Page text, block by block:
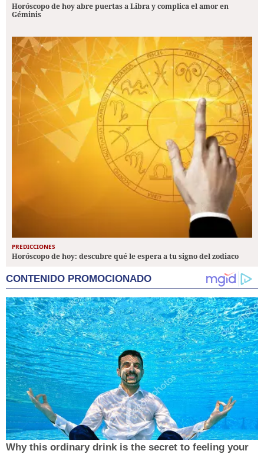
Horóscopo de hoy abre puertas a Libra y complica el amor en
Géminis
PREDICCIONES
Horóscopo de hoy: descubre qué le espera a tu signo del zodiaco
CONTENIDO PROMOCIONADO
Why this ordinary drink is the secret to feeling your